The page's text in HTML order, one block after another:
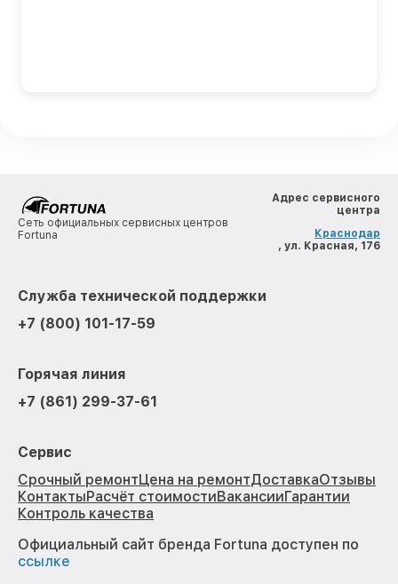
Сеть официальных сервисных центров
Fortuna
Адрес сервисного
центра
Краснодар
, ул. Красная, 176
Служба технической поддержки
+7 (800) 101-17-59
Горячая линия
+7 (861) 299-37-61
Сервис
Срочный ремонтЦена на ремонтДоставкаОтзывы
КонтактыРасчёт стоимостиВакансииГарантии
Контроль качества
Официальный сайт бренда Fortuna доступен по
ссылке